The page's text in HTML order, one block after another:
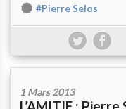
#Pierre Selos
1 Mars 2013